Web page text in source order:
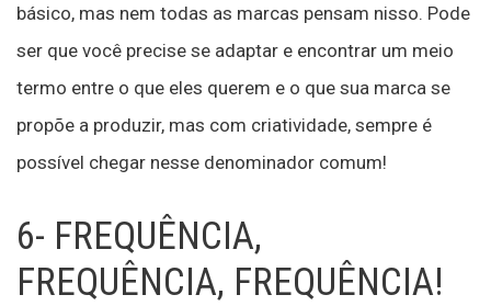
básico, mas nem todas as marcas pensam nisso. Pode
ser que você precise se adaptar e encontrar um meio
termo entre o que eles querem e o que sua marca se
propõe a produzir, mas com criatividade, sempre é
possível chegar nesse denominador comum!
6- FREQUÊNCIA,
FREQUÊNCIA, FREQUÊNCIA!